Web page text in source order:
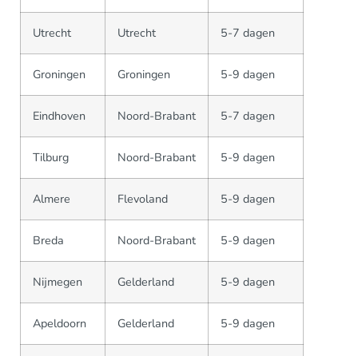
Utrecht Utrecht 5-7 dagen
Groningen Groningen 5-9 dagen
Eindhoven Noord-Brabant 5-7 dagen
Tilburg Noord-Brabant 5-9 dagen
Almere Flevoland 5-9 dagen
Breda Noord-Brabant 5-9 dagen
Nijmegen Gelderland 5-9 dagen
Apeldoorn Gelderland 5-9 dagen